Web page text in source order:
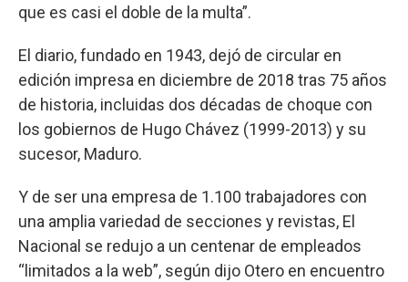
que es casi el doble de la multa”.
El diario, fundado en 1943, dejó de circular en
edición impresa en diciembre de 2018 tras 75 años
de historia, incluidas dos décadas de choque con
los gobiernos de Hugo Chávez (1999-2013) y su
sucesor, Maduro.
Y de ser una empresa de 1.100 trabajadores con
una amplia variedad de secciones y revistas, El
Nacional se redujo a un centenar de empleados
“limitados a la web”, según dijo Otero en encuentro